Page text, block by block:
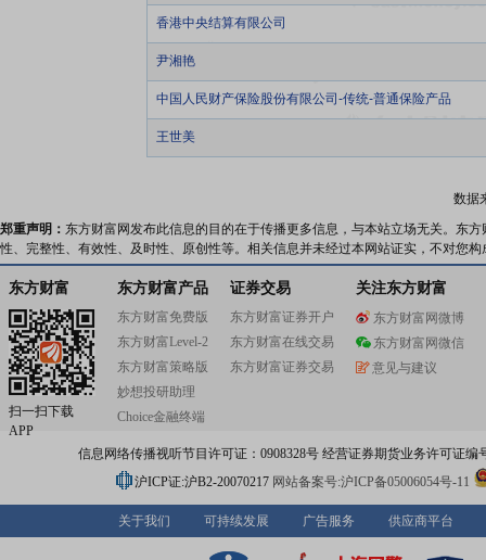
香港中央结算有限公司
尹湘艳
中国人民财产保险股份有限公司-传统-普通保险产品
王世美
数据
郑重声明： 东方财富网发布此信息的目的在于传播更多信息，与本站立场无关。东
性、完整性、有效性、及时性、原创性等。相关信息并未经过本网站证实，不对您
东方财富
扫一扫下载
APP
东方财富产品
东方财富免费版
东方财富Level-2
东方财富策略版
妙想投研助理
Choice金融终端
证券交易
东方财富证券开户
东方财富在线交易
东方财富证券交易
关注东方财富
东方财富网微博
东方财富网微信
意见与建议
信息网络传播视听节目许可证：0908328号 经营证券期货业务许可证编
沪ICP证:沪B2-20070217 网站备案号:沪ICP备05006054号-11
关于我们 可持续发展 广告服务 供应商平台